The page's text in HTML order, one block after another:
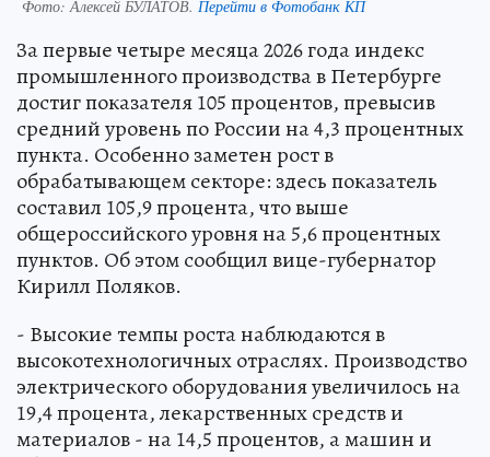
Фото:Алексей БУЛАТОВ. Перейти в Фотобанк КП
За первые четыре месяца 2026 года индекс
промышленного производства в Петербурге
достиг показателя 105 процентов, превысив
средний уровень по России на 4,3 процентных
пункта. Особенно заметен рост в
обрабатывающем секторе: здесь показатель
составил 105,9 процента, что выше
общероссийского уровня на 5,6 процентных
пунктов. Об этом сообщил вице-губернатор
Кирилл Поляков.
- Высокие темпы роста наблюдаются в
высокотехнологичных отраслях. Производство
электрического оборудования увеличилось на
19,4 процента, лекарственных средств и
материалов - на 14,5 процентов, а машин и